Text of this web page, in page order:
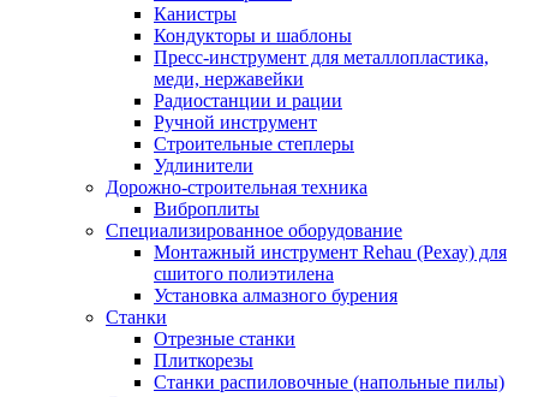
Канистры
Кондукторы и шаблоны
Пресс-инструмент для металлопластика,
меди, нержавейки
Радиостанции и рации
Ручной инструмент
Строительные степлеры
Удлинители
Дорожно-строительная техника
Виброплиты
Специализированное оборудование
Монтажный инструмент Rehau (Рехау) для
сшитого полиэтилена
Установка алмазного бурения
Станки
Отрезные станки
Плиткорезы
Станки распиловочные (напольные пилы)